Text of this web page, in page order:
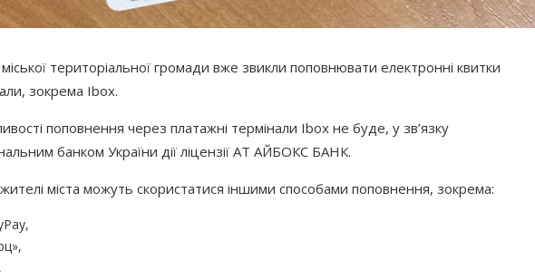
територіальної громади вже звикли поповнювати електронні квитки
зокрема Ibox.
поповнення через платажні термінали Ibox не буде, у зв’язку
банком України дії ліцензії АТ АЙБОКС БАНК.
міста можуть скористатися іншими способами поповнення, зокрема: